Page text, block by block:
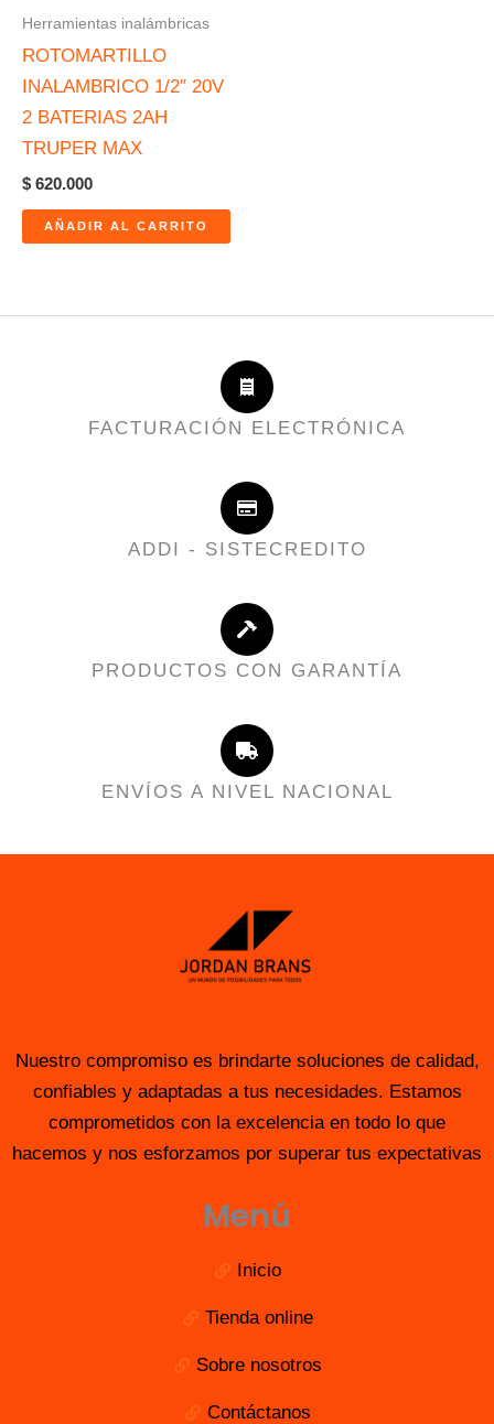
Herramientas inalámbricas
ROTOMARTILLO
INALAMBRICO 1/2″ 20V
2 BATERIAS 2AH
TRUPER MAX
$ 620.000
AÑADIR AL CARRITO
FACTURACIÓN ELECTRÓNICA
ADDI - SISTECREDITO
PRODUCTOS CON GARANTÍA
ENVÍOS A NIVEL NACIONAL
Nuestro compromiso es brindarte soluciones de calidad,
confiables y adaptadas a tus necesidades. Estamos
comprometidos con la excelencia en todo lo que
hacemos y nos esforzamos por superar tus expectativas
Menú
Inicio
Tienda online
Sobre nosotros
Contáctanos